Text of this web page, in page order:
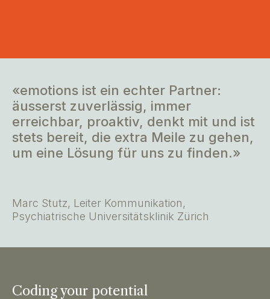
«emotions ist ein echter Partner:
äusserst zuverlässig, immer
erreichbar, proaktiv, denkt mit und ist
stets bereit, die extra Meile zu gehen,
um eine Lösung für uns zu finden.»
Marc Stutz, Leiter Kommunikation,
Psychiatrische Universitätsklinik Zürich
Coding your potential